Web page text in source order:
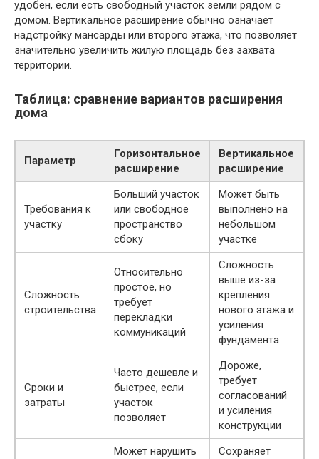
удобен, если есть свободный участок земли рядом с
домом. Вертикальное расширение обычно означает
надстройку мансарды или второго этажа, что позволяет
значительно увеличить жилую площадь без захвата
территории.
Таблица: сравнение вариантов расширения
дома
Параметр
Горизонтальное
расширение
Вертикальное
расширение
Требования к
участку
Больший участок
или свободное
пространство
сбоку
Может быть
выполнено на
небольшом
участке
Сложность
строительства
Относительно
простое, но
требует
перекладки
коммуникаций
Сложность
выше из-за
крепления
нового этажа и
усиления
фундамента
Сроки и
затраты
Часто дешевле и
быстрее, если
участок
позволяет
Дороже,
требует
согласований
и усиления
конструкции
Может нарушить
Сохраняет